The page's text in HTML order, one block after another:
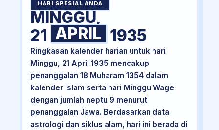
HARI SPESIAL ANDA
MINGGU,
21 APRIL 1935
Ringkasan kalender harian untuk hari
Minggu, 21 April 1935 mencakup
penanggalan 18 Muharam 1354 dalam
kalender Islam serta hari Minggu Wage
dengan jumlah neptu 9 menurut
penanggalan Jawa. Berdasarkan data
astrologi dan siklus alam, hari ini berada di